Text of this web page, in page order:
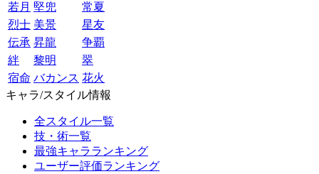
若月 堅兜
常夏
烈士 美景
星友
伝承 昇龍
争覇
絆
黎明
翠
宿命 バカンス 花火
キャラ/スタイル情報
全スタイル一覧
技・術一覧
最強キャラランキング
ユーザー評価ランキング